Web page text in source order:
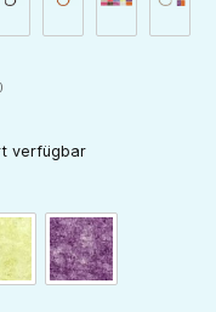
verfügbar
grün-melangepflaume-melange